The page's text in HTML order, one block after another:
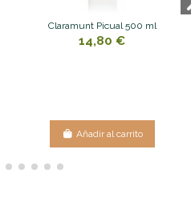
Claramunt Picual 500 ml
14,80 €
Añadir al carrito